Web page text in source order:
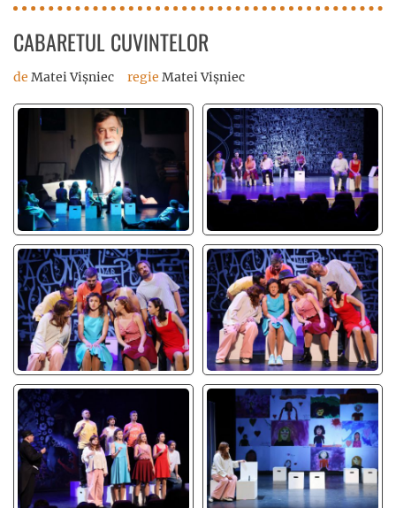
CABARETUL CUVINTELOR
de Matei Vişniec regie Matei Vişniec